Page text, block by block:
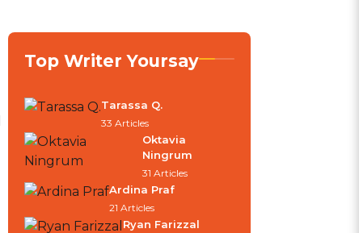
Top Writer Yoursay
Tarassa Q.
33 Articles
Oktavia
Ningrum
31 Articles
Ardina Praf
21 Articles
Ryan Farizzal